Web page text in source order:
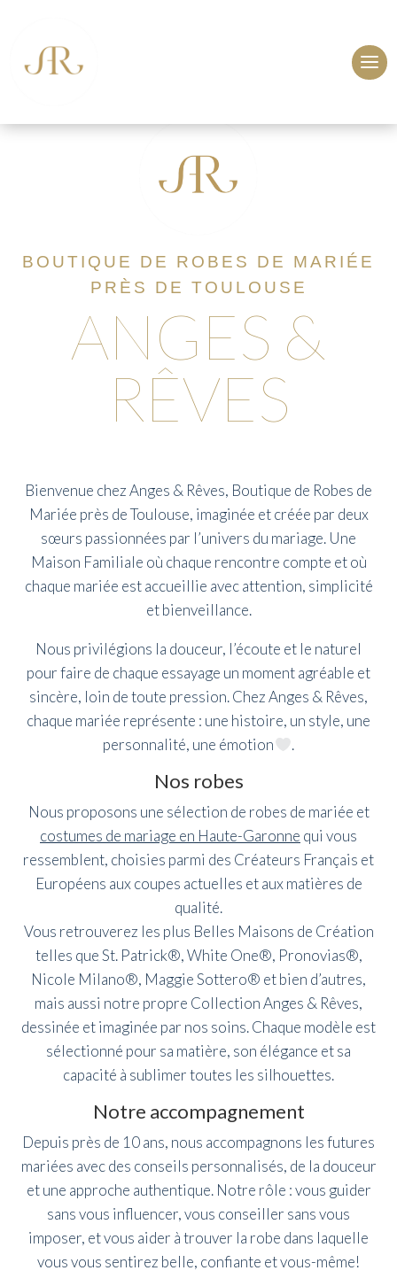
BOUTIQUE DE ROBES DE MARIÉE
PRÈS DE TOULOUSE
ANGES &
RÊVES
Bienvenue chez Anges & Rêves, Boutique de Robes de
Mariée près de Toulouse, imaginée et créée par deux
sœurs passionnées par l’univers du mariage. Une
Maison Familiale où chaque rencontre compte et où
chaque mariée est accueillie avec attention, simplicité
et bienveillance.
Nous privilégions la douceur, l’écoute et le naturel
pour faire de chaque essayage un moment agréable et
sincère, loin de toute pression. Chez Anges & Rêves,
chaque mariée représente : une histoire, un style, une
personnalité, une émotion
.
Nos robes
Nous proposons une sélection de robes de mariée et
costumes de mariage en Haute-Garonne qui vous
ressemblent, choisies parmi des Créateurs Français et
Européens aux coupes actuelles et aux matières de
qualité.
Vous retrouverez les plus Belles Maisons de Création
telles que St. Patrick®, White One®, Pronovias®,
Nicole Milano®, Maggie Sottero® et bien d’autres,
mais aussi notre propre Collection Anges & Rêves,
dessinée et imaginée par nos soins. Chaque modèle est
sélectionné pour sa matière, son élégance et sa
capacité à sublimer toutes les silhouettes.
Notre accompagnement
Depuis près de 10 ans, nous accompagnons les futures
mariées avec des conseils personnalisés, de la douceur
et une approche authentique. Notre rôle : vous guider
sans vous influencer, vous conseiller sans vous
imposer, et vous aider à trouver la robe dans laquelle
vous vous sentirez belle, confiante et vous-même!